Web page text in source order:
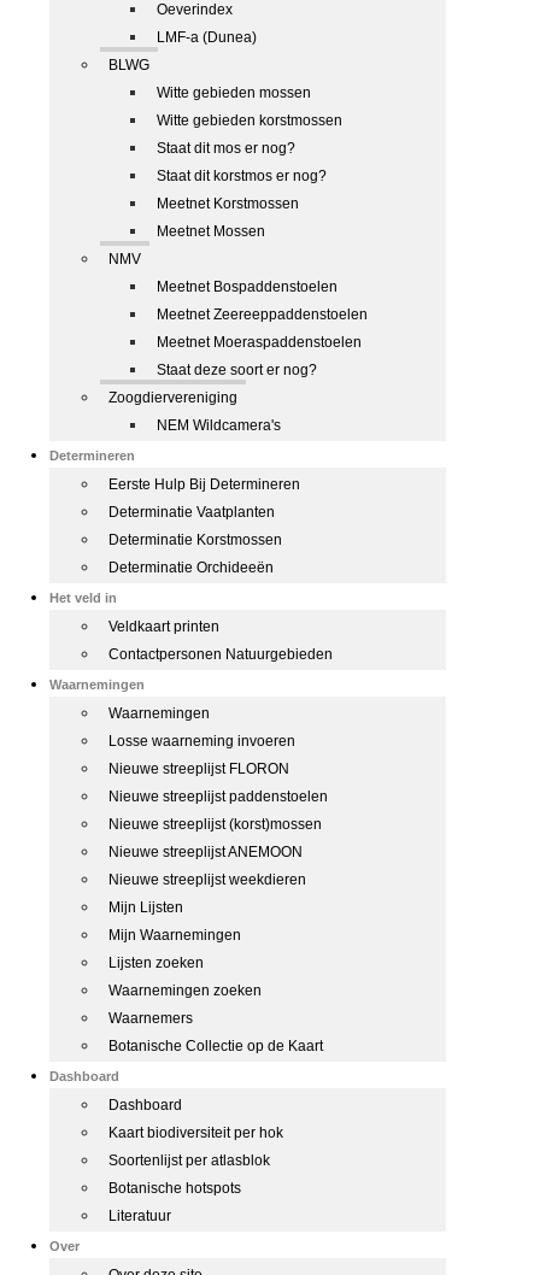
Oeverindex
LMF-a (Dunea)
BLWG
Witte gebieden mossen
Witte gebieden korstmossen
Staat dit mos er nog?
Staat dit korstmos er nog?
Meetnet Korstmossen
Meetnet Mossen
NMV
Meetnet Bospaddenstoelen
Meetnet Zeereeppaddenstoelen
Meetnet Moeraspaddenstoelen
Staat deze soort er nog?
Zoogdiervereniging
NEM Wildcamera's
Determineren
Eerste Hulp Bij Determineren
Determinatie Vaatplanten
Determinatie Korstmossen
Determinatie Orchideeën
Het veld in
Veldkaart printen
Contactpersonen Natuurgebieden
Waarnemingen
Waarnemingen
Losse waarneming invoeren
Nieuwe streeplijst FLORON
Nieuwe streeplijst paddenstoelen
Nieuwe streeplijst (korst)mossen
Nieuwe streeplijst ANEMOON
Nieuwe streeplijst weekdieren
Mijn Lijsten
Mijn Waarnemingen
Lijsten zoeken
Waarnemingen zoeken
Waarnemers
Botanische Collectie op de Kaart
Dashboard
Dashboard
Kaart biodiversiteit per hok
Soortenlijst per atlasblok
Botanische hotspots
Literatuur
Over